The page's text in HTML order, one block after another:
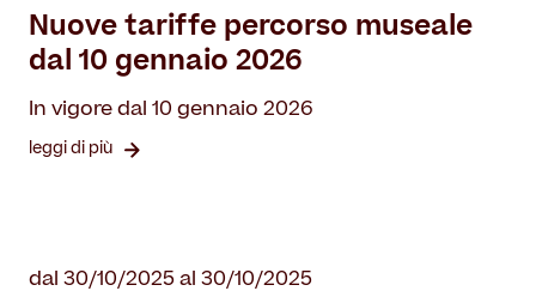
Nuove tariffe percorso museale
dal 10 gennaio 2026
In vigore dal 10 gennaio 2026
leggi di più
dal 30/10/2025 al 30/10/2025